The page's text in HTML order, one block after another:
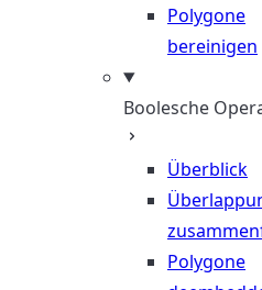
Polygone
bereinigen
Boolesche
Überblick
Polygone